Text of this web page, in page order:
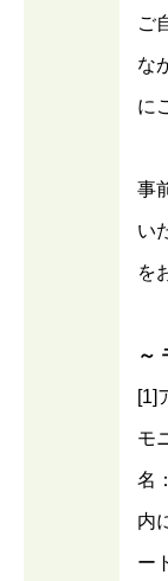
ご
な
に
事
い
を
～
[1]
モ
名
内
ー